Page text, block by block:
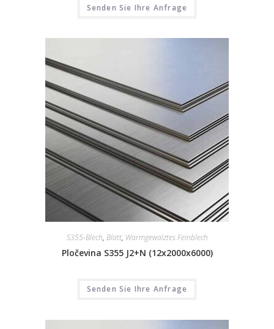
Senden Sie Ihre Anfrage
S355-Blech, Blatt, Warmgewalztes Feinblech
Pločevina S355 J2+N (12x2000x6000)
Senden Sie Ihre Anfrage